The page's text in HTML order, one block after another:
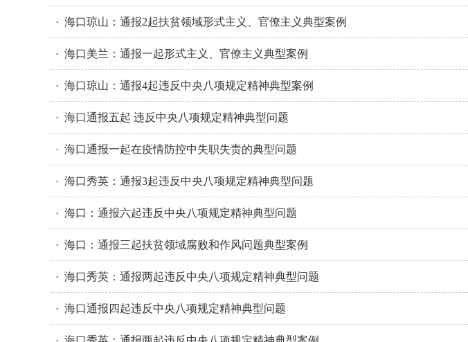
· 海口琼山：通报2起扶贫领域形式主义、官僚主义典型案例
· 海口美兰：通报一起形式主义、官僚主义典型案例
· 海口琼山：通报4起违反中央八项规定精神典型案例
· 海口通报五起 违反中央八项规定精神典型问题
· 海口通报一起在疫情防控中失职失责的典型问题
· 海口秀英：通报3起违反中央八项规定精神典型问题
· 海口：通报六起违反中央八项规定精神典型问题
· 海口：通报三起扶贫领域腐败和作风问题典型案例
· 海口秀英：通报两起违反中央八项规定精神典型问题
· 海口通报四起违反中央八项规定精神典型问题